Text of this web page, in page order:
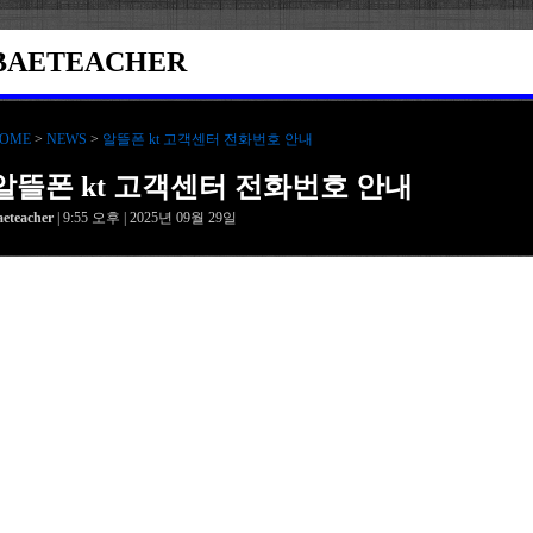
> NEWS > 알뜰폰 kt 고객센터 전화번호 안내
뜰폰 kt 고객센터 전화번호 안내
| 9:55 오후 | 2025년 09월 29일